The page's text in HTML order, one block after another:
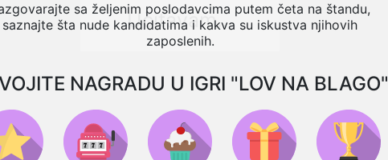
Učitavam...
sa željenim poslodavcima putem četa na štandu,
saznajte šta nude kandidatima i kakva su iskustva njihovih
zaposlenih.
NAGRADU U IGRI "LOV NA BLAGO"